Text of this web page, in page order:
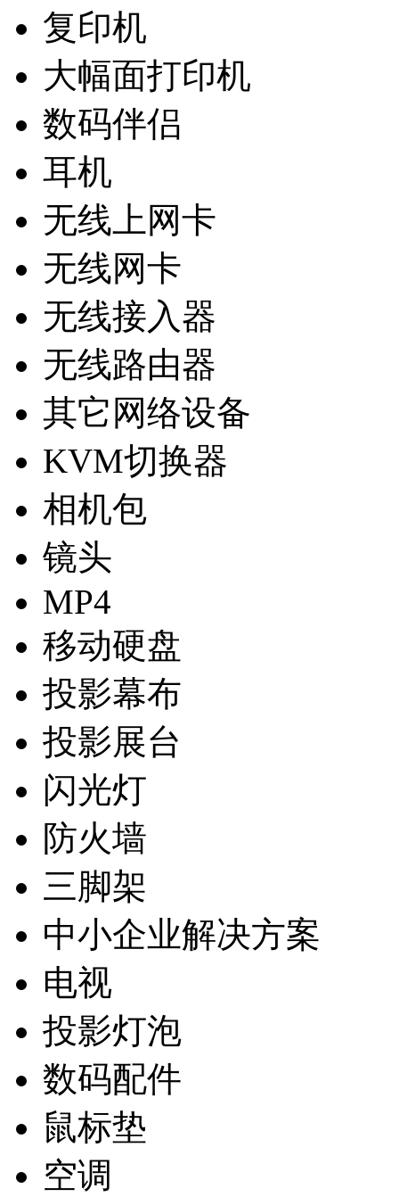
复印机
大幅面打印机
数码伴侣
耳机
无线上网卡
无线网卡
无线接入器
无线路由器
其它网络设备
KVM切换器
相机包
镜头
MP4
移动硬盘
投影幕布
投影展台
闪光灯
防火墙
三脚架
中小企业解决方案
电视
投影灯泡
数码配件
鼠标垫
空调